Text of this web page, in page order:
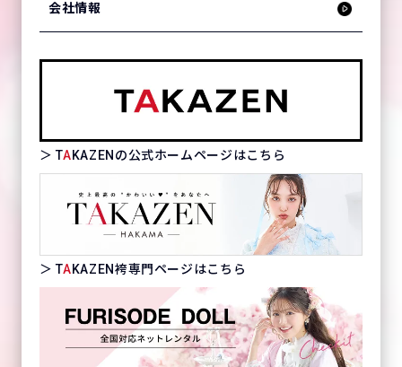
会社情報
＞ TAKAZENの公式ホームページはこちら
＞ TAKAZEN袴専門ページはこちら